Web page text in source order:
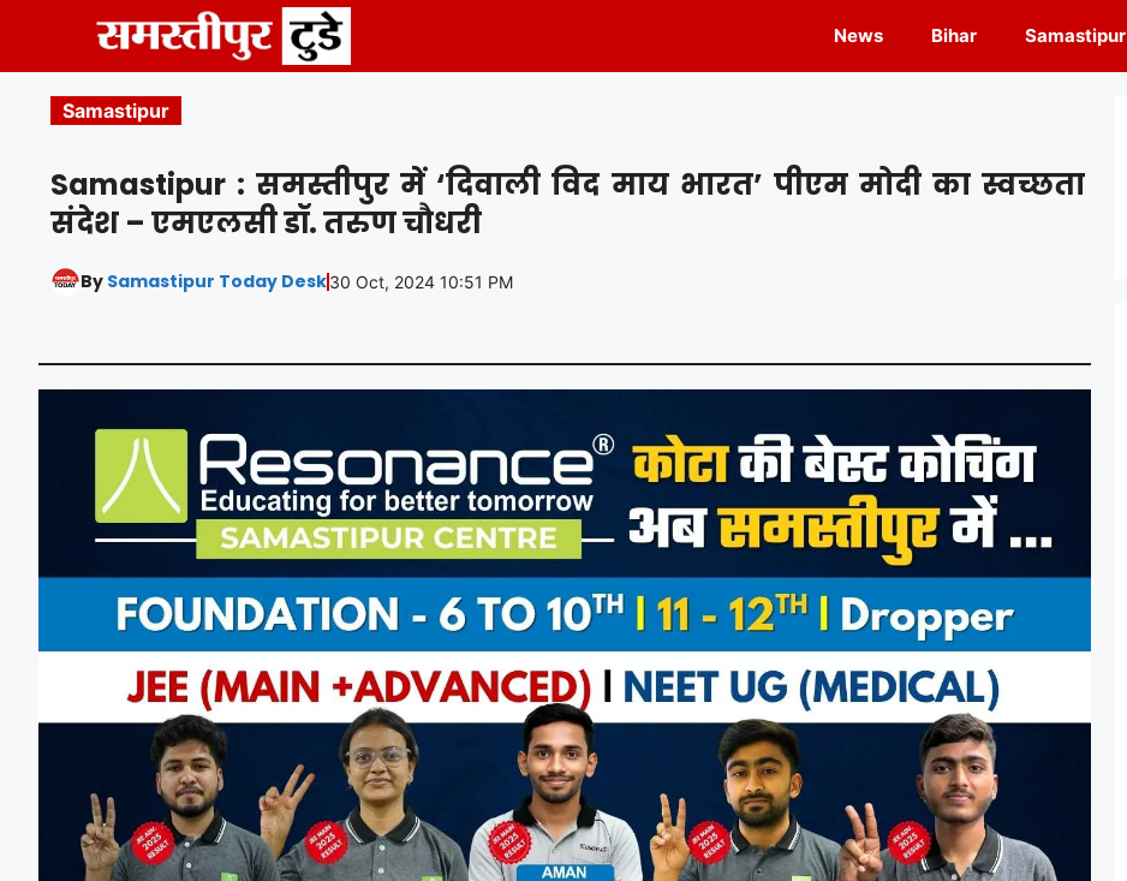
content
News Bihar Samastipur
Samastipur
Samastipur : समस्तीपुर में ‘दिवाली विद माय भारत’ पीएम मोदी का स्वच्छता
संदेश – एमएलसी डॉ. तरुण चौधरी
By Samastipur Today Desk30 Oct, 2024 10:51 PM